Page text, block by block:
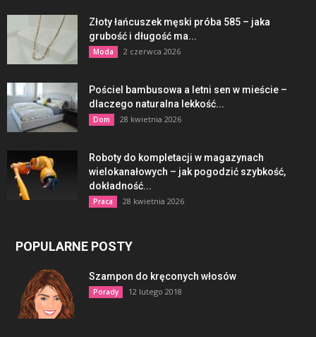
Złoty łańcuszek męski próba 585 – jaka
grubość i długość ma...
Moda 2 czerwca 2026
Pościel bambusowa a letni sen w mieście –
dlaczego naturalna lekkość...
Dom 28 kwietnia 2026
Roboty do kompletacji w magazynach
wielokanałowych – jak pogodzić szybkość,
dokładność...
Praca 28 kwietnia 2026
POPULARNE POSTY
Szampon do kręconych włosów
Porady 12 lutego 2018